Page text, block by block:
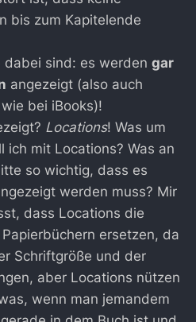
bis zum Kapitelende
sind: es werden gar
angezeigt (also auch
bei iBooks)!
Locations! Was um
ich mit Locations? Was an
so wichtig, dass es
werden muss? Mir
dass Locations die
ersetzen, da
Schriftgröße und der
aber Locations nützen
wenn man jemandem